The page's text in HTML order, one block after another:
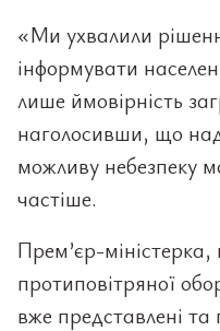
«Ми ухвалили
інформувати
лише ймовірність
наголосивши, що
можливу небезпеку
частіше.
Прем’єр-
протиповітряної
вже представлені